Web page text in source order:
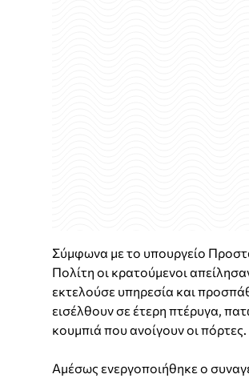
Σύμφωνα με το υπουργείο
Πολίτη οι κρατούμενοι
εκτελούσε υπηρεσία και
εισέλθουν σε έτερη πτέρυγα,
κουμπιά που ανοίγουν οι πόρτες.
Αμέσως ενεργοποιήθηκε ο